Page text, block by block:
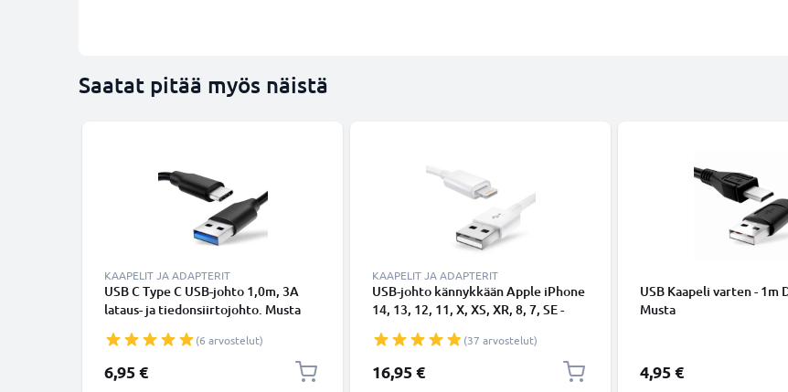
Saatat pitää myös näistä
KAAPELIT JA ADAPTERIT
USB C Type C USB-johto 1,0m, 3A
lataus- ja tiedonsiirtojohto. Musta
USB-kaapeli
(6 arvostelut)
6,95 €
KAAPELIT JA ADAPTERIT
USB-johto kännykkään Apple iPhone
14, 13, 12, 11, X, XS, XR, 8, 7, SE -
Valkoinen datakaapeli(37 arvostelut)
16,95 €
USB Kaapeli varten - 1m
Musta
4,95 €